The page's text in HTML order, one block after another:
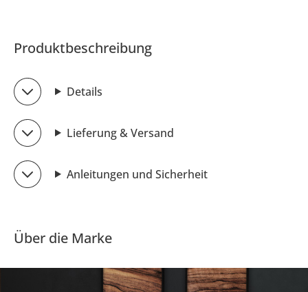
Produktbeschreibung
Details
Lieferung & Versand
Anleitungen und Sicherheit
Über die Marke